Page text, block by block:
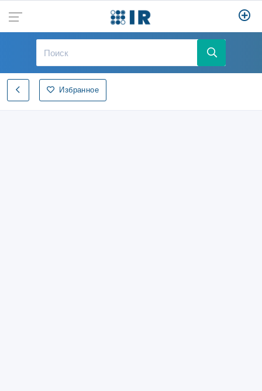
Избранное